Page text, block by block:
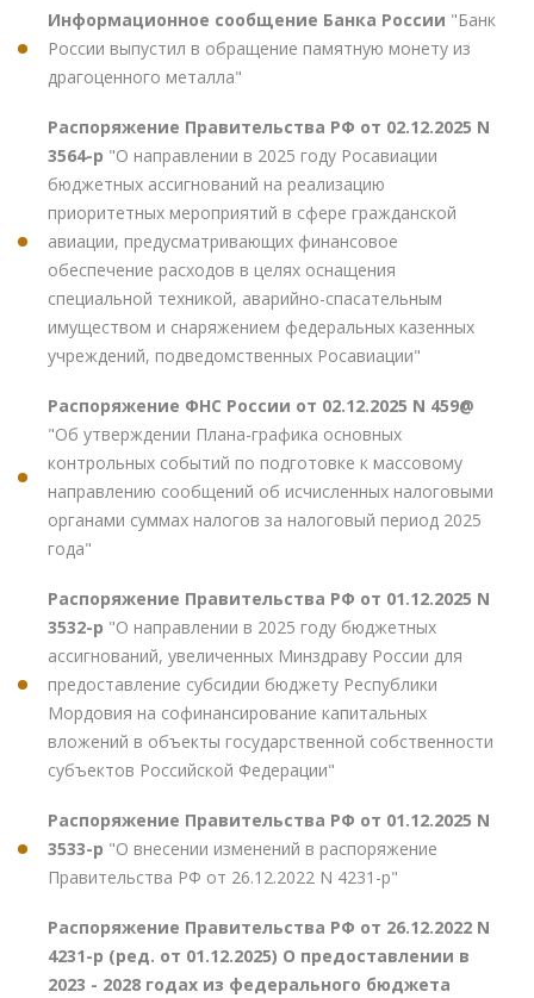
Информационное сообщение Банка России "Банк
России выпустил в обращение памятную монету из
драгоценного металла"
Распоряжение Правительства РФ от 02.12.2025 N
3564-р "О направлении в 2025 году Росавиации
бюджетных ассигнований на реализацию
приоритетных мероприятий в сфере гражданской
авиации, предусматривающих финансовое
обеспечение расходов в целях оснащения
специальной техникой, аварийно-спасательным
имуществом и снаряжением федеральных казенных
учреждений, подведомственных Росавиации"
Распоряжение ФНС России от 02.12.2025 N 459@
"Об утверждении Плана-графика основных
контрольных событий по подготовке к массовому
направлению сообщений об исчисленных налоговыми
органами суммах налогов за налоговый период 2025
года"
Распоряжение Правительства РФ от 01.12.2025 N
3532-р "О направлении в 2025 году бюджетных
ассигнований, увеличенных Минздраву России для
предоставление субсидии бюджету Республики
Мордовия на софинансирование капитальных
вложений в объекты государственной собственности
субъектов Российской Федерации"
Распоряжение Правительства РФ от 01.12.2025 N
3533-р "О внесении изменений в распоряжение
Правительства РФ от 26.12.2022 N 4231-р"
Распоряжение Правительства РФ от 26.12.2022 N
4231-р (ред. от 01.12.2025) О предоставлении в
2023 - 2028 годах из федерального бюджета